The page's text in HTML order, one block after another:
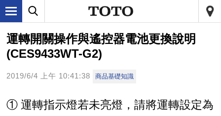
運轉開關操作與遙控器電池更換說明
(CES9433WT-G2)
2019/6/4 上午 10:41:38 商品基礎知識
① 運轉指示燈若未亮燈，請將運轉設定為